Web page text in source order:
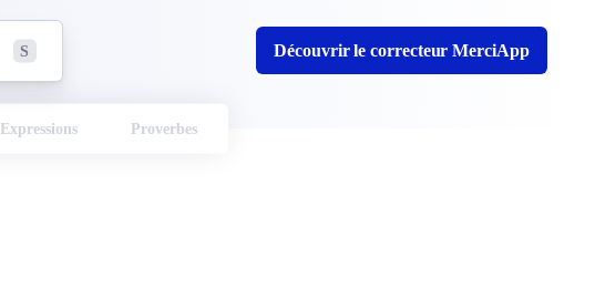
S Découvrir le correcteur MerciApp
Expressions Proverbes